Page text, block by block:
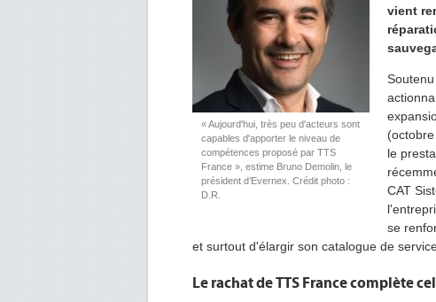
« Aujourd'hui, très peu d'acteurs sont
capables d'apporter le niveau de
compétences proposé par TTS
France », estime Bruno Demolin, le
président d’Evernex. Crédit photo :
D.R.
vient
le
CAT
se
et surtout d'élargir son catalogue de
Le rachat de TTS France complète